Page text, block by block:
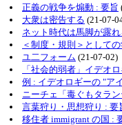
正義の戦争を煽動 : 要旨
大衆は密告する (21-07-
ネット時代は馬脚が露
＜制度・規則＞として
ユ二フォーム (21-07-02)
「社会的弱者」イデオ
例 : イデオロギーの "ア
ニーチェ「毒ぐもタラン
言葉狩り・思想狩り : 要
移住者 immigrant の国 :